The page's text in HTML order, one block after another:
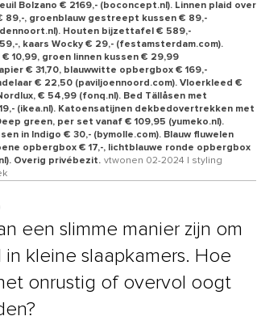
Bolzano € 2169,- (boconcept.nl). Linnen plaid over
89,-, groenblauw gestreept kussen € 89,-
Houten bijzettafel € 589,-
, kaars Wocky € 29,- (festamsterdam.com).
10,99, groen linnen kussen € 29,99
€ 31,70, blauwwitte opbergbox € 169,-
€ 22,50 (paviljoennoord.com). Vloerkleed €
€ 54,99 (fonq.nl). Bed Tällåsen met
(ikea.nl). Katoensatijnen dekbedovertrekken met
green, per set vanaf € 109,95 (yumeko.nl).
in Indigo € 30,- (bymolle.com). Blauw fluwelen
opbergbox € 17,-, lichtblauwe ronde opbergbox
Overig privébezit. vtwonen 02-2024 | styling
een slimme manier zijn om
kleine slaapkamers. Hoe
onrustig of overvol oogt